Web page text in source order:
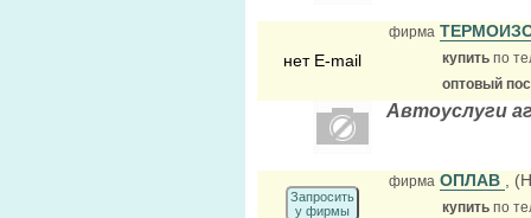
нет E-mail
фирма
купить по
оптовый
Автоуслуги
Запросить
у фирмы
фирма ОПЛАВ ,
купить по